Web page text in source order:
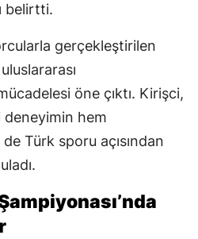
belirtti.
gerçekleştirilen
öne çıktı. Kirişci,
deneyimin hem
Türk sporu açısından